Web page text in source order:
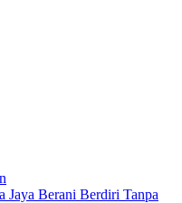
Jaya Berani Berdiri Tanpa